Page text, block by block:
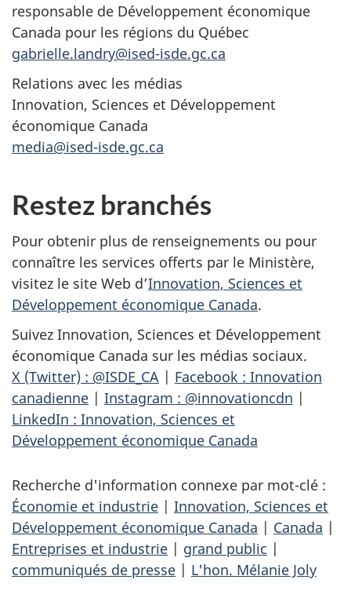
responsable de Développement économique
Canada pour les régions du Québec
gabrielle.landry@ised-isde.gc.ca
Relations avec les médias
Innovation, Sciences et Développement
économique Canada
media@ised-isde.gc.ca
Restez branchés
Pour obtenir plus de renseignements ou pour
connaître les services offerts par le Ministère,
visitez le site Web d’Innovation, Sciences et
Développement économique Canada.
Suivez Innovation, Sciences et Développement
économique Canada sur les médias sociaux.
X (Twitter) : @ISDE_CA | Facebook : Innovation
canadienne | Instagram : @innovationcdn |
LinkedIn : Innovation, Sciences et
Développement économique Canada
Recherche d'information connexe par mot-clé :
Économie et industrie | Innovation, Sciences et
Développement économique Canada | Canada |
Entreprises et industrie | grand public |
communiqués de presse | L'hon. Mélanie Joly